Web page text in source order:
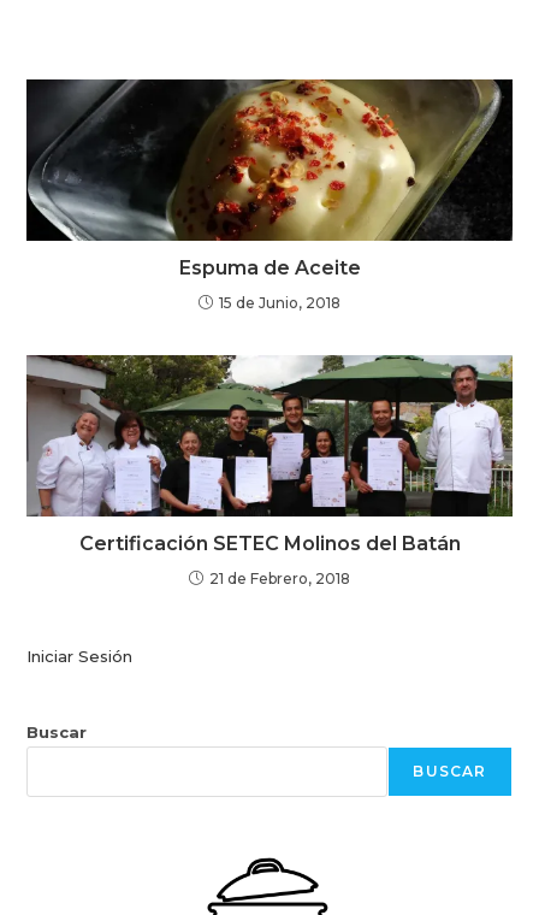
Espuma de Aceite
15 de Junio, 2018
Certificación SETEC Molinos del Batán
21 de Febrero, 2018
Iniciar Sesión
Buscar
BUSCAR